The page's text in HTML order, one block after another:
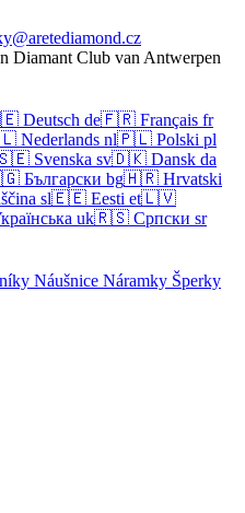
Diamant Club van Antwerpen
Deutsch de🇫🇷 Français fr
Nederlands nl🇵🇱 Polski pl
Svenska sv🇩🇰 Dansk da
Български bg🇭🇷 Hrvatski
sl🇪🇪 Eesti et🇱🇻
uk🇷🇸 Српски sr
Náušnice Náramky Šperky